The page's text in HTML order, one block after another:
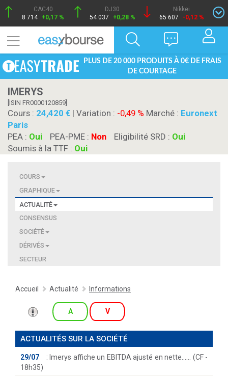
CAC40
8 714 +0,17 %
DJ30
54 037
+0,28 %
Nikkei
65 607
-0,12 %
PLUS DE 20 000 PRODUITS À 0€ DE FRAIS
DE COURTAGE
IMERYS
[ISIN FR0000120859]
Cours : 24,420 | Variation : -0,49 % Marché : Euronext
Paris
PEA : Oui PEA-PME : Non Eligibilité SRD : Oui
Soumis à la TTF : Oui
COURS
GRAPHIQUE
ACTUALITÉ
CONSENSUS
SOCIÉTÉ
DÉRIVÉS
SECTEUR
Accueil Actualité Informations
A V
ACTUALITÉS SUR LA SOCIÉTÉ
29/07 : Imerys affiche un EBITDA ajusté en nette...… (CF -
18h35)